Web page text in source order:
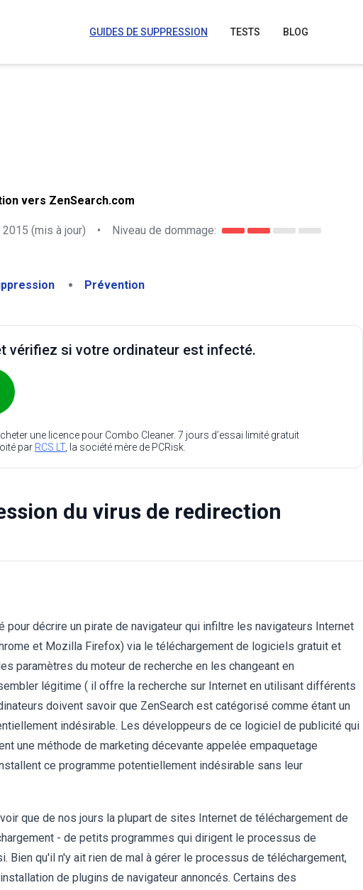
GUIDES DE SUPPRESSION TESTS BLOG
vers ZenSearch.com
2015 (mis à jour) • Niveau de dommage:
Prévention
vérifiez si votre ordinateur est infecté.
une licence pour Combo Cleaner. 7 jours d’essai limité gratuit
par RCS LT, la société mère de PCRisk.
du virus de redirection
pour décrire un pirate de navigateur qui infiltre les navigateurs Internet
et Mozilla Firefox) via le téléchargement de logiciels gratuit et
paramètres du moteur de recherche en les changeant en
légitime ( il offre la recherche sur Internet en utilisant différents
doivent savoir que ZenSearch est catégorisé comme étant un
indésirable. Les développeurs de ce logiciel de publicité qui
une méthode de marketing décevante appelée empaquetage
ce programme potentiellement indésirable sans leur
que de nos jours la plupart de sites Internet de téléchargement de
- de petits programmes qui dirigent le processus de
Bien qu'il n'y ait rien de mal à gérer le processus de téléchargement,
de plugins de navigateur annoncés. Certains des